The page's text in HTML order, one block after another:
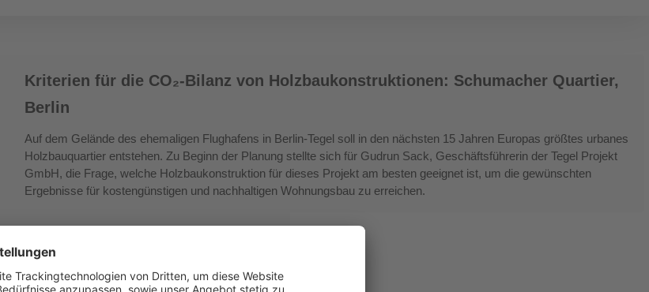
für
die
Bilanz
von
Holzbaukonstruktionen:
Quartier,
Berlin
Kriterien für die CO₂-Bilanz von Holzbaukonstruktionen: Schumacher Quartier,
Berlin
Auf dem Gelände des ehemaligen Flughafens in Berlin-Tegel soll in den nächsten 15 Jahren Europas größtes urbanes
Holzbauquartier entstehen. Zu Beginn der Planung stellte sich für Gudrun Sack, Geschäftsführerin der Tegel Projekt
GmbH, die Frage, welche Holzbaukonstruktion für dieses Projekt am besten geeignet ist, um die gewünschten
Ergebnisse für kostengünstigen und nachhaltigen Wohnungsbau zu erreichen.